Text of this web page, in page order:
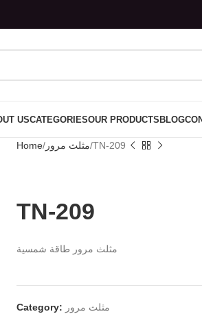
USCATEGORIESOUR PRODUCTSBLOG
Home مثلث مرور TN-209
TN-209
مثلث مرور طاقة شمسية
Category: مثلث مرور